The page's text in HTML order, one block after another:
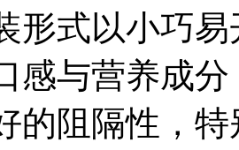
形式以小巧
感与营养成
的阻隔性，